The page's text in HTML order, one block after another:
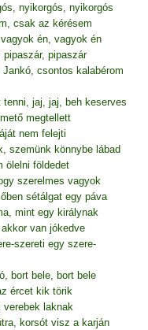
nyikorgós, nyikorgós
csak az kérésem
én, vagyok én
pipaszár, pipaszár
csontos kalabérom
jaj, jaj, beh keserves
megtellett
nem felejti
szemünk könnybe lábad
ölelni földedet
szerelmes vagyok
sétálgat egy páva
mint egy királynak
van jókedve
szereti egy szere-
bort bele, bort bele
ércet kik törik
verebek laknak
korsót visz a karján